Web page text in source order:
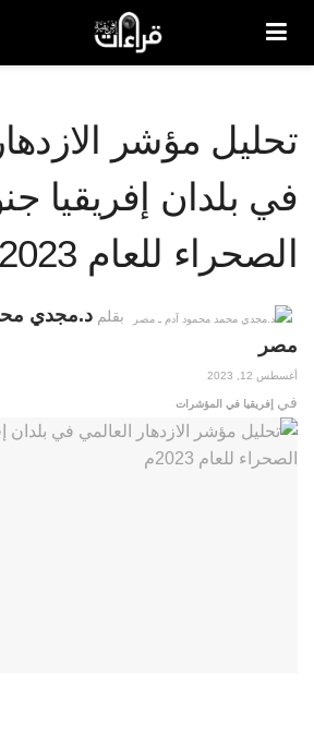
مؤشر الازدهار
بلدان إفريقيا
للعام 2023م
بقلمد.مجدي محمد
12, 2023
إفريقيا في المؤشرات